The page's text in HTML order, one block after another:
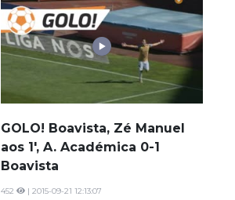
GOLO! Boavista, Zé Manuel
aos 1', A. Académica 0-1
Boavista
452 | 2015-09-21 12:13:07